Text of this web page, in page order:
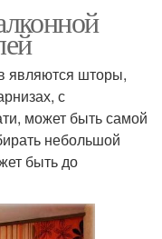
являются шторы,
с
может быть самой
небольшой
быть до